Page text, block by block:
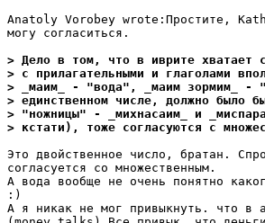
Anatoly Vorobey wrote:Простите,
могу согласиться.
> Дело в том, что в иврите хватает
> с прилагательными и глаголами
> _маим_ - "вода", _маим зормим_ -
> единственном числе, должно было
> "ножницы" - _михнасаим_ и
> кстати), тоже согласуются с
Это двойственное число, братан.
согласуется со множественным.
А вода вообще не очень понятно
:)
A я никак не мог привыкнуть. что в